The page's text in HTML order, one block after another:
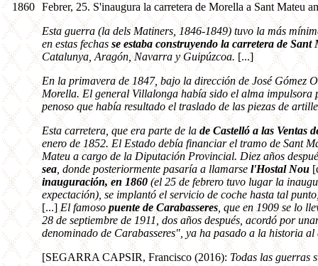
1860 Febrer, 25. S'inaugura la carretera de Morella a Sant Mateu
Esta guerra (la dels Matiners, 1846-1849) tuvo la más
en estas fechasse estaba construyendo la carretera de Sant
Catalunya, Aragón, Navarra y Guipúzcoa. [...]
En la primavera de 1847, bajo la dirección de José Gómez
Morella. El general Villalonga había sido el alma impulsora
penoso que había resultado el traslado de las piezas de
Esta carretera, que era parte de lade Castelló a las Ventas
enero de 1852. El Estado debía financiar el tramo de Sant
Mateu a cargo de la Diputación Provincial. Diez años
sea, donde posteriormente pasaría a llamarse l'Hostal Nou
inauguración, en 1860(el 25 de febrero tuvo lugar la
expectación), se implantó el servicio de coche hasta tal
[...]El famosopuente de Carabasseres, que en 1909 se lo
28 de septiembre de 1911, dos años después, acordó por
denominado de Carabasseres", ya ha pasado a la historia
[SEGARRA CAPSIR, Francisco (2016): Todas las guerras